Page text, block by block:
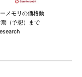
メモリの価格動
（予想）まで